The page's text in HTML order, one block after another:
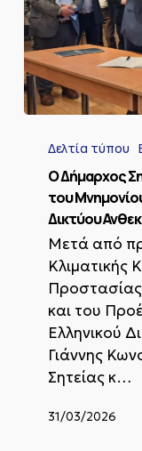
Δήμαρχος
Σητείας
στην
τελετή
υπογραφής
του
Μνημονίου
Συνεργασίας
Ελληνικού
Δικτύου
Ανθεκτικών
Πόλεων
Δελτία τύπου
Ο Δήμαρχος
του
Δικτύου
Μετά από
Κλιματικής
Προστασίας
και του
Ελληνικού
Γιάννης
Σητείας κ…
31/03/2026